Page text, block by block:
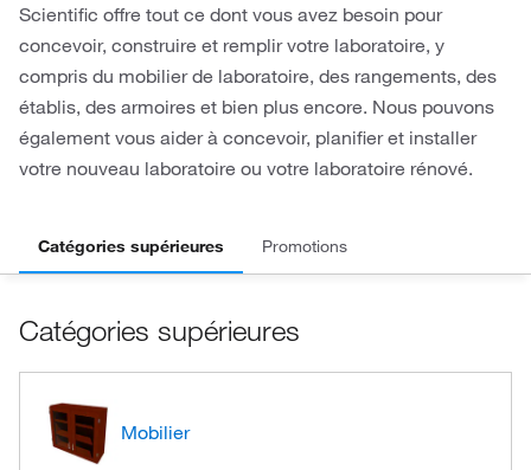
Scientific offre tout ce dont vous avez besoin pour
concevoir, construire et remplir votre laboratoire, y
compris du mobilier de laboratoire, des rangements, des
établis, des armoires et bien plus encore. Nous pouvons
également vous aider à concevoir, planifier et installer
votre nouveau laboratoire ou votre laboratoire rénové.
Catégories supérieures Promotions
Catégories supérieures
Mobilier